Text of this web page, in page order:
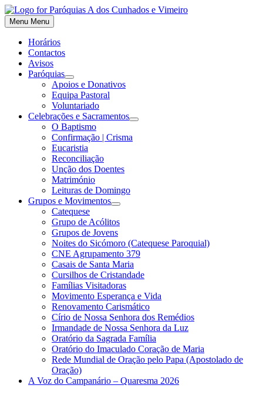
Skip
to
content
Menu Menu
Horários
Contactos
Avisos
Paróquias
Show
sub
menu
Apoios e Donativos
Equipa Pastoral
Voluntariado
Celebrações e Sacramentos
Show
O Baptismo
Confirmação | Crisma
Eucaristia
Reconciliação
Unção dos Doentes
Matrimónio
Leituras de Domingo
Grupos e Movimentos
Show
menu
Catequese
Grupo de Acólitos
Grupos de Jovens
Noites do Sicómoro (Catequese Paroquial)
CNE Agrupamento 379
Casais de Santa Maria
Cursilhos de Cristandade
Famílias Visitadoras
Movimento Esperança e Vida
Renovamento Carismático
Círio de Nossa Senhora dos Remédios
Irmandade de Nossa Senhora da Luz
Oratório da Sagrada Família
Oratório do Imaculado Coração de Maria
Rede Mundial de Oração pelo Papa (Apostolado de
Oração)
A Voz do Campanário – Quaresma 2026